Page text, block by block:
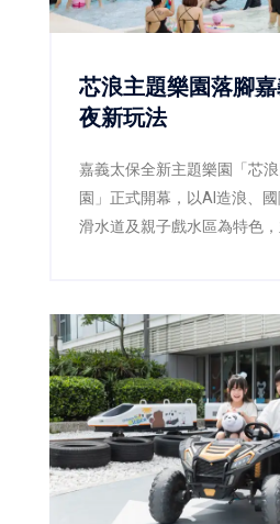
芯浪主題樂園落腳嘉義太
夜新玩法
嘉義太保全新主題樂園「芯
園」正式開幕，以AI造浪、
滑水道及親子戲水區為特色